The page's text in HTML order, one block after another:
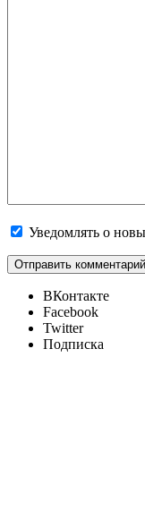
Уведомлять о
ВКонтакте
Facebook
Twitter
Подписка